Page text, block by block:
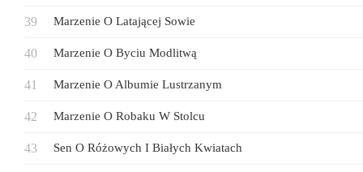
Marzenie O Latającej Sowie
Marzenie O Byciu Modlitwą
Marzenie O Albumie Lustrzanym
Marzenie O Robaku W Stolcu
Sen O Różowych I Białych Kwiatach